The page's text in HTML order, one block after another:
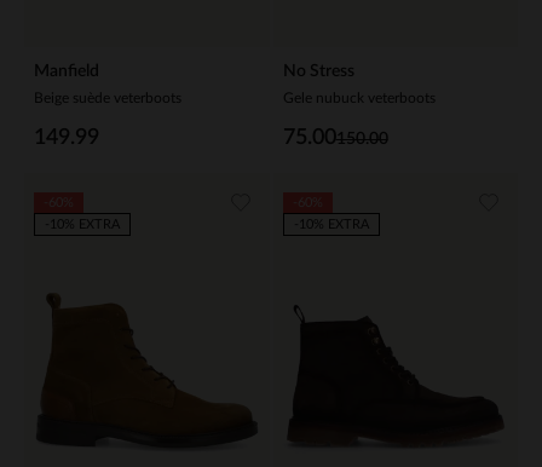
Manfield
Beige suède veterboots
149.99
No Stress
Gele nubuck veterboots
150.00
75.00
-10% EXTRA
-10% EXTRA